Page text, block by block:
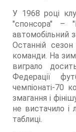
У 1968 році
"спонсора" –
автомобільний
Останній
команди. На
виграло
Федерації
чемпіонаті-70
змагання і
не вистачило і
таблиці.